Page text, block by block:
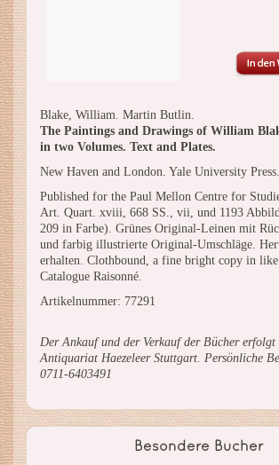
Blake, William. Martin Butlin.
The Paintings and Drawings of William
in two Volumes. Text and Plates.
New Haven and London. Yale University
Published for the Paul Mellon Centre for
Art. Quart. xviii, 668 SS., vii, und 1193
209 in Farbe). Grünes Original-Leinen mit
und farbig illustrierte Original-Umschläge.
erhalten. Clothbound, a fine bright copy in like
Catalogue Raisonné.
Artikelnummer: 77291
Der Ankauf und der Verkauf der Bücher erfolgt
Antiquariat Haezeleer Stuttgart. Persönliche
0711-6403491
Besondere Bücher